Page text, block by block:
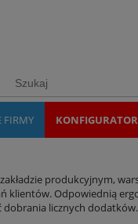
FIRMY KONFIGURATOR
produkcyjnym,
klientów. Odpowiednią
licznych dodatków.